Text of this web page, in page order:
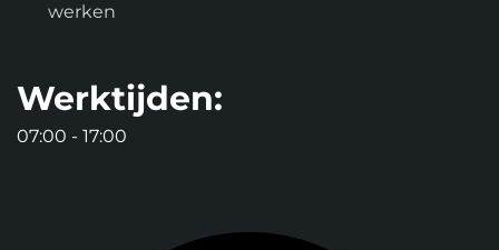
werken
Werktijden:
07:00 - 17:00